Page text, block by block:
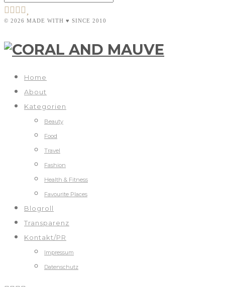
© 2026 MADE WITH ♥ SINCE 2010
Home
About
Kategorien
Beauty
Food
Travel
Fashion
Health & Fitness
Favourite Places
Blogroll
Transparenz
Kontakt/PR
Impressum
Datenschutz